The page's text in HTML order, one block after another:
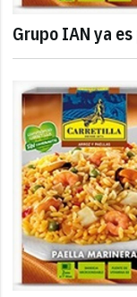
Grupo IAN ya